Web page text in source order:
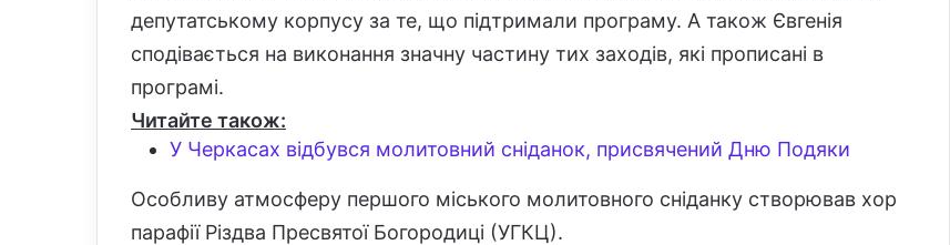
депутатському корпусу за те, що підтримали програму. А також Євгенія
сподівається на виконання значну частину тих заходів, які прописані в
програмі.
Читайте також:
У Черкасах відбувся молитовний сніданок, присвячений Дню Подяки
Особливу атмосферу першого міського молитовного сніданку створював хор
парафії Різдва Пресвятої Богородиці (УГКЦ).